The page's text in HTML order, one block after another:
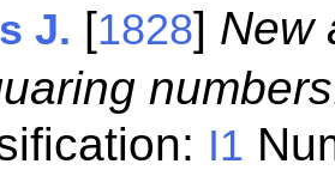
J. [1828] New
I1